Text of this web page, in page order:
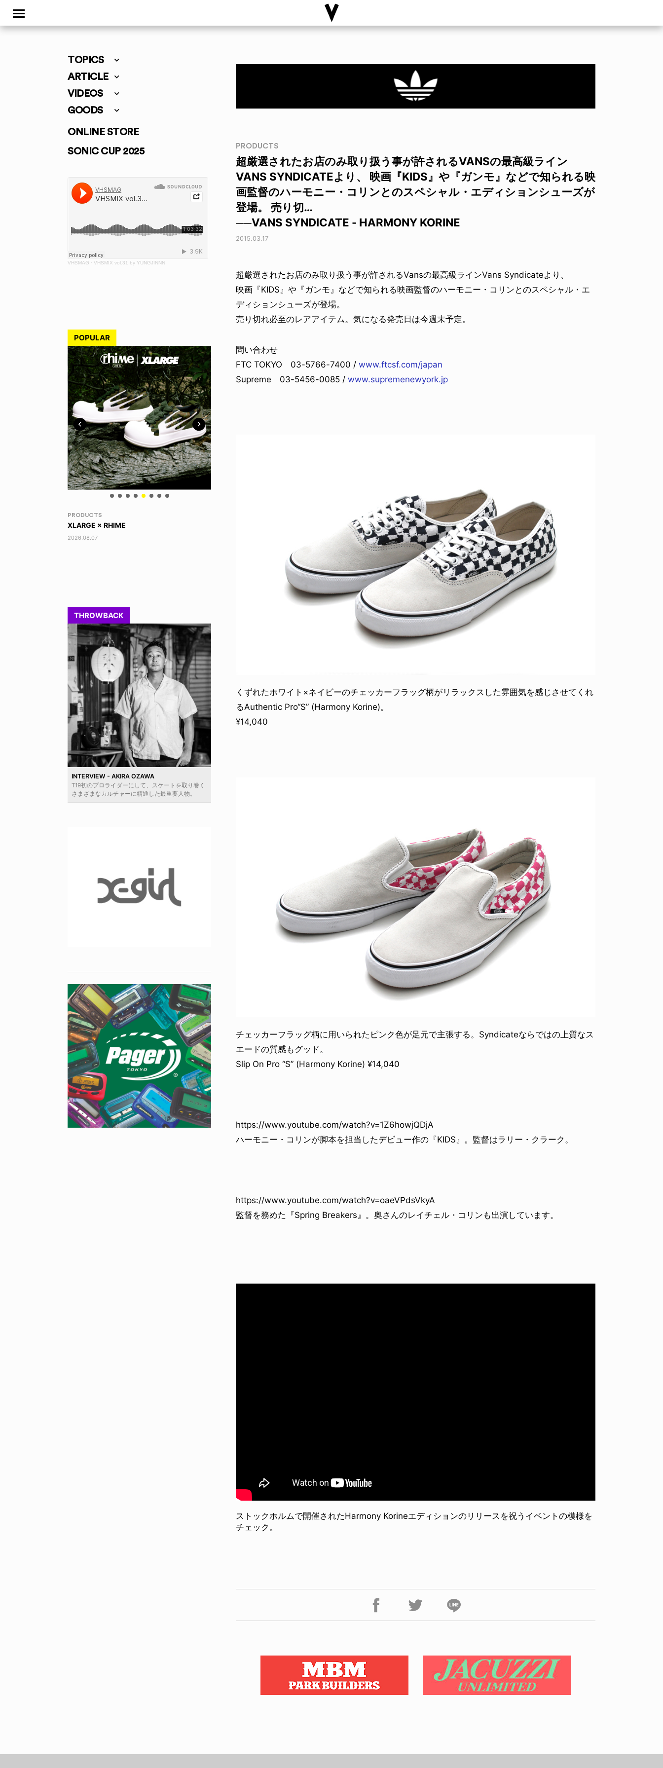
TOPICS
ARTICLE
VIDEOS
GOODS
ONLINE STORE
SONIC CUP 2025
VHSMAG · VHSMIX vol.31 by YUNGJINNN
POPULAR
RANDOM
DINOSAUR JR.
2026.08.06
VOICE OF FREEDOM
TONY ALVA (ENGLISH)
2026.08.07
ID
IZURU NAGAHARA / 永原依弦
2026.08.05
THROWBACK
INTERVIEW - AKIRA OZAWA
T19初のプロライダーにして、スケートを取り巻く
さまざまなカルチャーに精通した最重要人物。
PRODUCTS
超厳選されたお店のみ取り扱う事が許されるVANSの最高級ライン
VANS SYNDICATEより、 映画『KIDS』や『ガンモ』などで知られる映
画監督のハーモニー・コリンとのスペシャル・エディションシューズが
登場。 売り切…
──VANS SYNDICATE - HARMONY KORINE
2015.03.17
超厳選されたお店のみ取り扱う事が許されるVansの最高級ラインVans Syndicateより、
映画『KIDS』や『ガンモ』などで知られる映画監督のハーモニー・コリンとのスペシャル・エ
ディションシューズが登場。
売り切れ必至のレアアイテム。気になる発売日は今週末予定。
問い合わせ
FTC TOKYO 03-5766-7400 / www.ftcsf.com/japan
Supreme 03-5456-0085 / www.supremenewyork.jp
くずれたホワイト×ネイビーのチェッカーフラッグ柄がリラックスした雰囲気を感じさせてくれ
るAuthentic Pro“S” (Harmony Korine)。
¥14,040
チェッカーフラッグ柄に用いられたピンク色が足元で主張する。Syndicateならではの上質なス
エードの質感もグッド。
Slip On Pro “S” (Harmony Korine) ¥14,040
https://www.youtube.com/watch?v=1Z6howjQDjA
ハーモニー・コリンが脚本を担当したデビュー作の『KIDS』。監督はラリー・クラーク。
https://www.youtube.com/watch?v=oaeVPdsVkyA
監督を務めた『Spring Breakers』。奥さんのレイチェル・コリンも出演しています。
ストックホルムで開催されたHarmony Korineエディションのリリースを祝うイベントの模様を
チェック。